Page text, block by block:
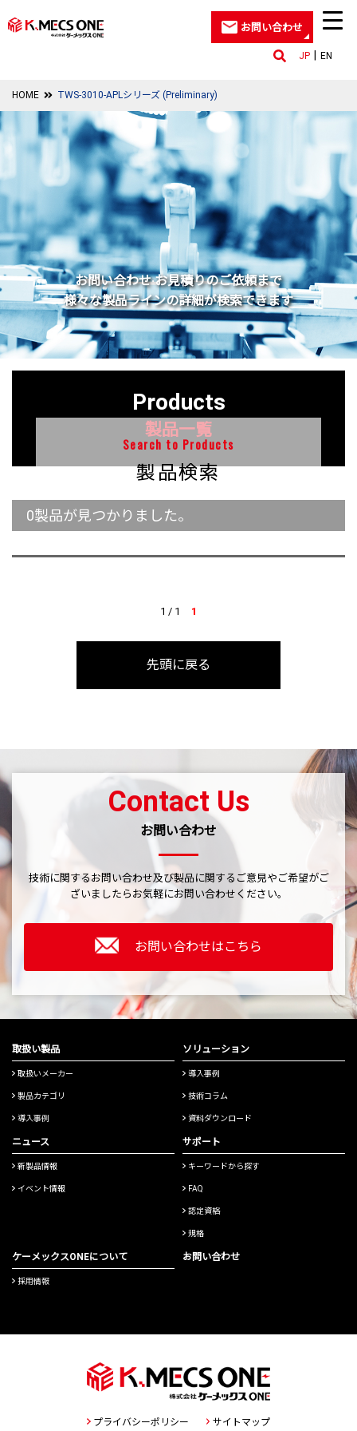
JP EN
お問い合わせ
HOME TWS-3010-APLシリーズ (Preliminary)
Search to Products
製品検索
お問い合わせ‧お⾒積りのご依頼まで
様々な製品ラインの詳細が検索できます
Products
製品一覧
0製品が見つかりました。
1 / 1 1
先頭に戻る
Contact Us
お問い合わせ
技術に関するお問い合わせ及び製品に関するご意見やご希望がご
ざいましたら お気軽にお問い合わせください。
お問い合わせはこちら
取扱い製品
取扱いメーカー
製品カテゴリ
導入事例
ソリューション
導入事例
技術コラム
資料ダウンロード
ニュース
新製品情報
イベント情報
サポート
キーワードから探す
FAQ
認定資格
規格
ケーメックスONEについて
採用情報
お問い合わせ
プライバシーポリシー サイトマップ